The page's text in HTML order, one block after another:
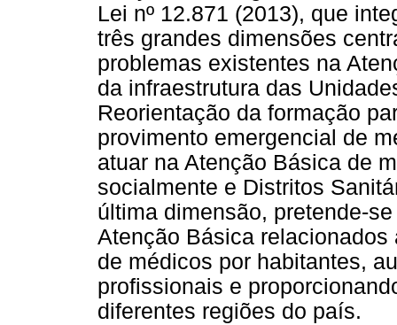
Lei nº 12.871 (2013), que
três grandes dimensões
problemas existentes na
da infraestrutura das
Reorientação da formação
provimento emergencial de
atuar na Atenção Básica de
socialmente e Distritos
última dimensão, pretende-
Atenção Básica
de médicos por habitantes,
profissionais e
diferentes regiões do país.